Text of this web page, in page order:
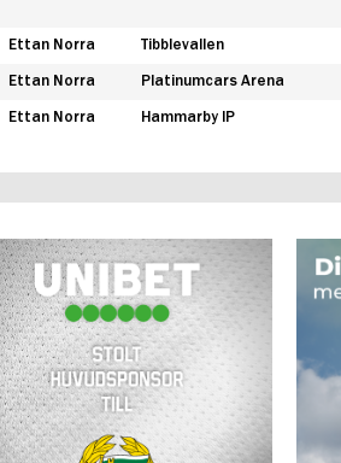
Ettan Norra Tibblevallen
Ettan Norra Platinumcars Arena
Ettan Norra Hammarby IP